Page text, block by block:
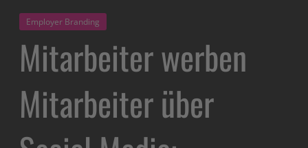
Employer Branding
Mitarbeiter werben
Mitarbeiter über